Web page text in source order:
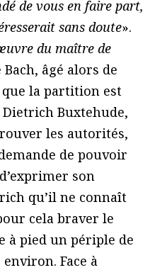
de vous en faire part,
sans doute».
du maître de
âgé alors de
la partition est
Buxtehude,
les autorités,
de pouvoir
son
qu’il ne connaît
cela braver le
à pied un périple de
Face à